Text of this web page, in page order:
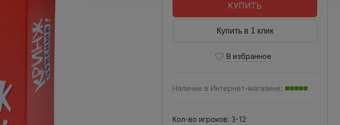
КУПИТЬ
Купить в 1 клик
Наличие в Интернет-магазине:
Кол-во игроков: 3-12